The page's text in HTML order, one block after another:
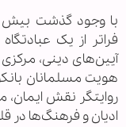
با وجود گذشت بیش
فراتر از یک
آیین‌های دینی،
هویت مسلمانان
روایتگر نقش
ادیان و فرهنگ‌ها در